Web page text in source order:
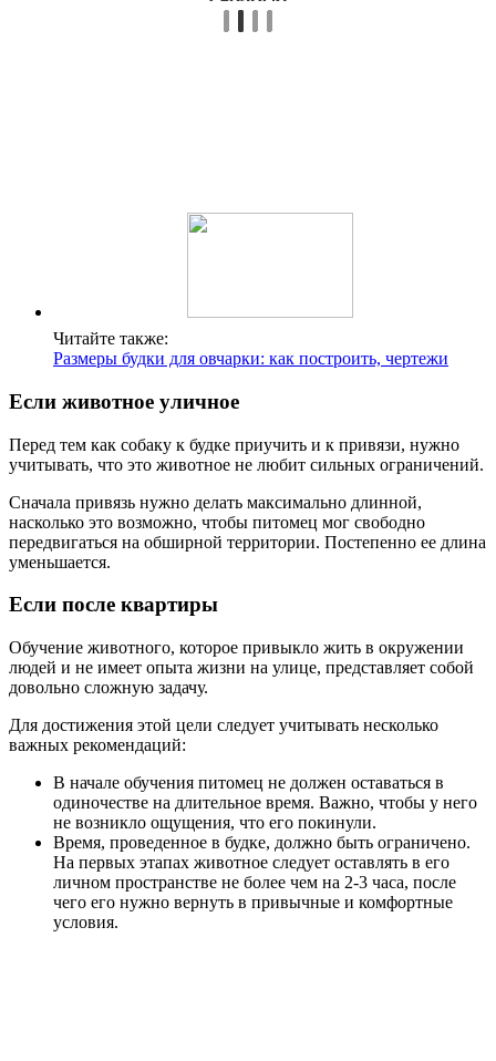
Читайте также:
Размеры будки для овчарки: как построить, чертежи
Если животное уличное
Перед тем как собаку к будке приучить и к привязи, нужно
учитывать, что это животное не любит сильных ограничений.
Сначала привязь нужно делать максимально длинной,
насколько это возможно, чтобы питомец мог свободно
передвигаться на обширной территории. Постепенно ее длина
уменьшается.
Если после квартиры
Обучение животного, которое привыкло жить в окружении
людей и не имеет опыта жизни на улице, представляет собой
довольно сложную задачу.
Для достижения этой цели следует учитывать несколько
важных рекомендаций:
В начале обучения питомец не должен оставаться в
одиночестве на длительное время. Важно, чтобы у него
не возникло ощущения, что его покинули.
Время, проведенное в будке, должно быть ограничено.
На первых этапах животное следует оставлять в его
личном пространстве не более чем на 2-3 часа, после
чего его нужно вернуть в привычные и комфортные
условия.